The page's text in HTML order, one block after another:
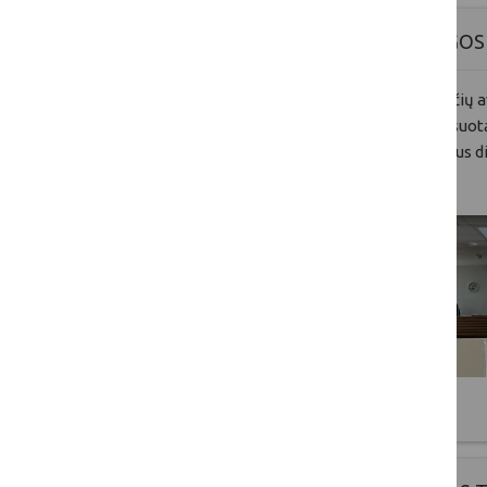
INOVATYVI BIČIŲ AVILIŲ
– skatinti inovatyvių bičių
efektyvią bičių šeimų priežiūrą,
Specialusis projekto tikslas – skatinti